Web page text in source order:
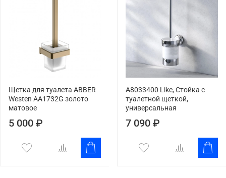
Щетка для туалета ABBER
Westen AA1732G золото
матовое
5 000 ₽
A8033400 Like, Стойка с
туалетной щеткой,
универсальная
7 090 ₽